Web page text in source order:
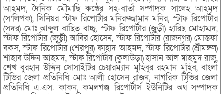
আহমদ, দৈনিক মৌমাছি কন্ঠের সহ-বার্তা সম্পাদক সালেহ আহমদ
(স’লিপক), সিনিয়র স্টাফ রিপোর্টার মনিরুজ্জামান মনির, স্টাফ রিপোর্টার
(সদর) মোঃ আব্দুল বাছিত বাচ্চু, স্টাফ রিপোর্টার (জুড়ী) হারিছ মোহাম্মদ,
স্টাফ রিপোর্টার (জুড়ী) আবির হোসেন, স্টাফ রিপোর্টার (রাজনগর) মোস্তফা
বকস, স্টাফ রিপোর্টার (শেরপুর) ফাহাদ আহমদ, স্টাফ রিপোর্টার (শ্রীমঙ্গল)
শাহাব উদ্দিন আহমদ, স্টাফ রিপোর্টার (কুলাউড়া) হাসান আল মাহমুদ রাজু,
শেখ বুরহান উদ্দিন সোসাইটির চেয়ারম্যান মুহিবুর রহমান মুহিব, বাংলা
টিভির জেলা প্রতিনিধি মোঃ আলী হোসেন রাজন, নাগরিক টিভির জেলা
প্রতিনিধি এ.এস. কাকন, কমলগঞ্জ রিপোর্টার্স ইউনিটির অর্থ সম্পাদক